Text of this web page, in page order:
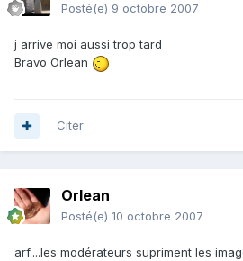
Posté(e) 9 octobre 2007
j arrive moi aussi trop tard
Bravo Orlean
Citer
Orlean
Posté(e) 10 octobre 2007
arf....les modérateurs supriment les